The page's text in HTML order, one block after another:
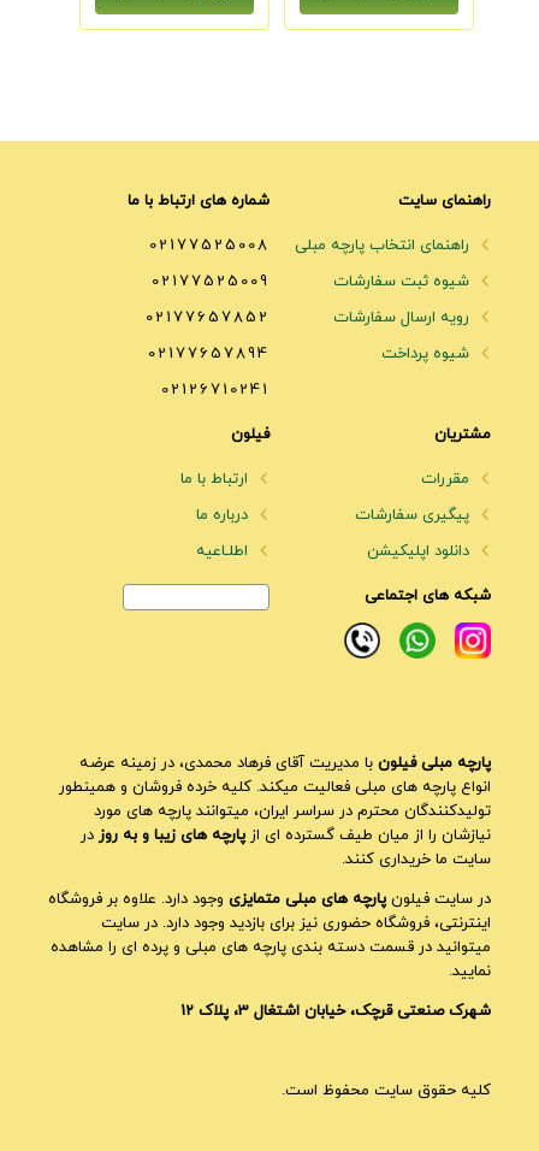
راهنمای سایت
راهنمای انتخاب پارچه مبلی
شیوه ثبت سفارشات
رویه ارسال سفارشات
شیوه پرداخت
شماره های ارتباط با ما
02177525008
02177525009
02177657852
02177657894
02126710241
مشتریان
مقررات
پیگیری سفارشات
دانلود اپلیکیشن
فیلون
ارتباط با ما
درباره ما
اطلـاعیه
شبکه های اجتماعی
پارچه مبلی فیلون با مدیریت آقای فرهاد محمدی، در زمینه عرضه
انواع پارچه های مبلی فعالیت میکند. کلیه خرده فروشان و همینطور
تولیدکنندگان محترم در سراسر ایران، میتوانند پارچه های مورد
نیازشان را از میان طیف گسترده ای ازپارچه های زیبا و به روز در
سایت ما خریداری کنند.
در سایت فیلونپارچه های مبلی متمایزی وجود دارد. علاوه بر فروشگاه
اینترنتی، فروشگاه حضوری نیز برای بازدید وجود دارد. در سایت
میتوانید در قسمت دسته بندی پارچه های مبلی و پرده ای را مشاهده
نمایید.
شهرک صنعتی قرچک، خیابان اشتغال 3، پلاک 12
کلیه حقوق سایت محفوظ است.